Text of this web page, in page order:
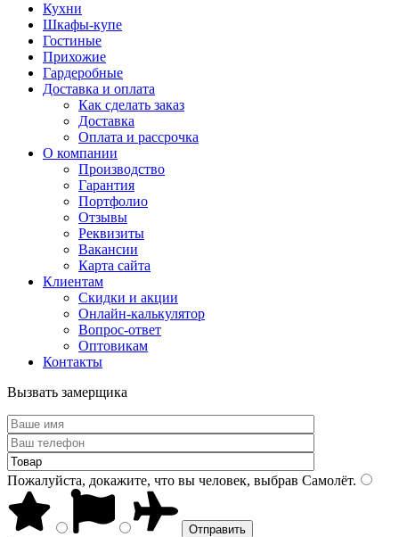
Кухни
Шкафы-купе
Гостиные
Прихожие
Гардеробные
Доставка и оплата
Как сделать заказ
Доставка
Оплата и рассрочка
О компании
Производство
Гарантия
Портфолио
Отзывы
Реквизиты
Вакансии
Карта сайта
Клиентам
Скидки и акции
Онлайн-калькулятор
Вопрос-ответ
Оптовикам
Контакты
Вызвать замерщика
Пожалуйста, докажите, что вы человек, выбрав Самолёт.